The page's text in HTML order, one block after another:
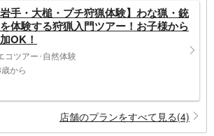
岩手・大槌・プチ狩猟体験】わな猟・銃
体験する狩猟入門ツアー！お子様から
OK！
コツアー･自然体験
から
店舗のプランをすべて見る(4)